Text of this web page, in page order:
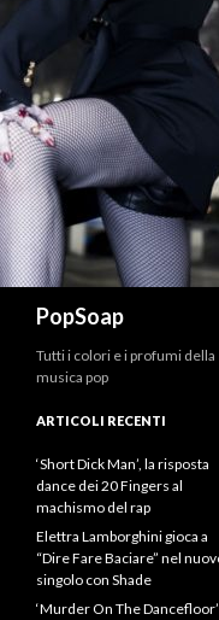
PopSoap
Tutti i colori e i profumi della
musica pop
ARTICOLI RECENTI
‘Short Dick Man’, la risposta
dance dei 20 Fingers al
machismo del rap
Elettra Lamborghini gioca a
“Dire Fare Baciare” nel
singolo con Shade
‘Murder On The Dancefloor’